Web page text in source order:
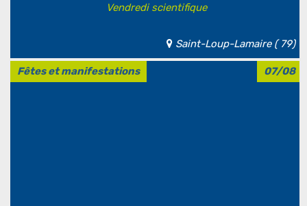
Vendredi scientifique
Saint-Loup-Lamaire ( 79)
07/08
Fêtes et manifestations